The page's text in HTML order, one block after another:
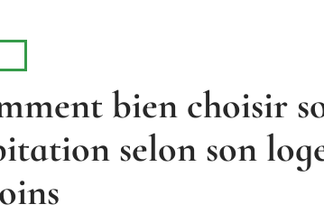
bien choisir
selon son